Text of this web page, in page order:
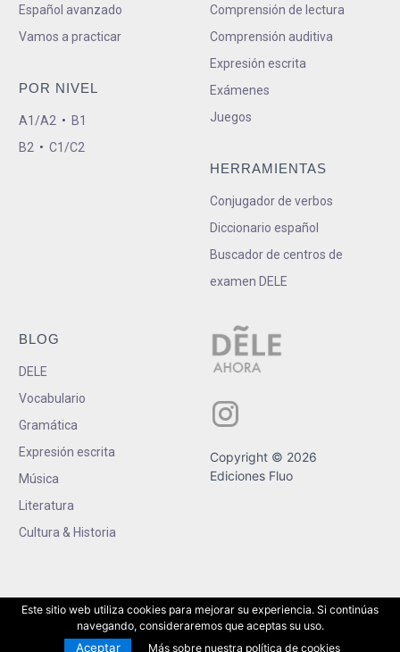
Español avanzado
Vamos a practicar
POR NIVEL
A1/A2 • B1
B2 • C1/C2
Comprensión de lectura
Comprensión auditiva
Expresión escrita
Exámenes
Juegos
HERRAMIENTAS
Conjugador de verbos
Diccionario español
Buscador de centros de
examen DELE
BLOG
DELE
Vocabulario
Gramática
Expresión escrita
Música
Literatura
Cultura & Historia
Copyright © 2026
Ediciones Fluo
Este sitio web utiliza cookies para mejorar su experiencia. Si continúas
navegando, consideraremos que aceptas su uso.
Aceptar Más sobre nuestra política de cookies